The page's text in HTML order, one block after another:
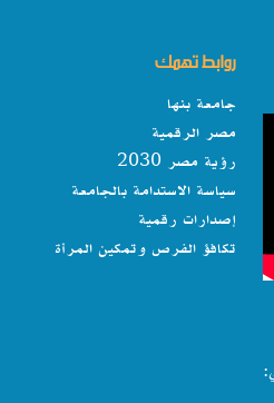
روابط تهمك
جامعة بنها
مصر الرقمية
رؤية مصر 2030
سياسة الاستدامة بالجامعة
إصدارات رقمية
تكافؤ الفرص وتمكين المرأة